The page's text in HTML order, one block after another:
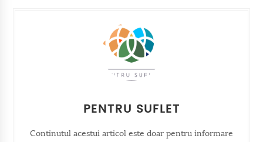
PENTRU SUFLET
Continutul acestui articol este doar pentru informare